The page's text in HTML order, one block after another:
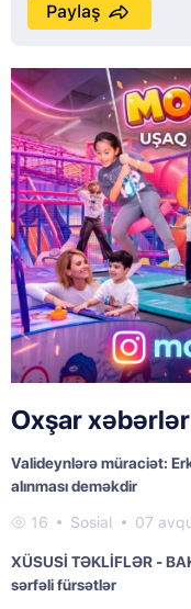
Paylaş
Oxşar xəbərlər
Valideynlərə müraciət:
alınması deməkdir
16 Sosial 07
XÜSUSİ TƏKLİFLƏR -
sərfəli fürsətlər